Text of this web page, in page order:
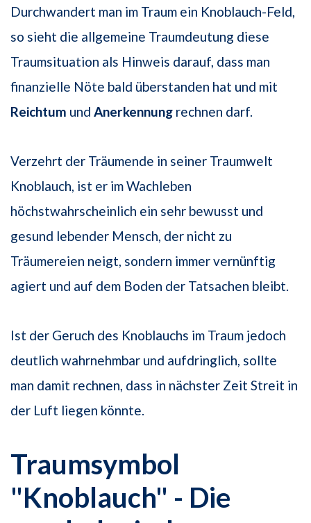
Durchwandert man im Traum ein Knoblauch-Feld,
so sieht die allgemeine Traumdeutung diese
Traumsituation als Hinweis darauf, dass man
finanzielle Nöte bald überstanden hat und mit
Reichtum und Anerkennung rechnen darf.
Verzehrt der Träumende in seiner Traumwelt
Knoblauch, ist er im Wachleben
höchstwahrscheinlich ein sehr bewusst und
gesund lebender Mensch, der nicht zu
Träumereien neigt, sondern immer vernünftig
agiert und auf dem Boden der Tatsachen bleibt.
Ist der Geruch des Knoblauchs im Traum jedoch
deutlich wahrnehmbar und aufdringlich, sollte
man damit rechnen, dass in nächster Zeit Streit in
der Luft liegen könnte.
Traumsymbol
"Knoblauch" - Die